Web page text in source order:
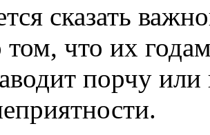
сказать
что их
порчу